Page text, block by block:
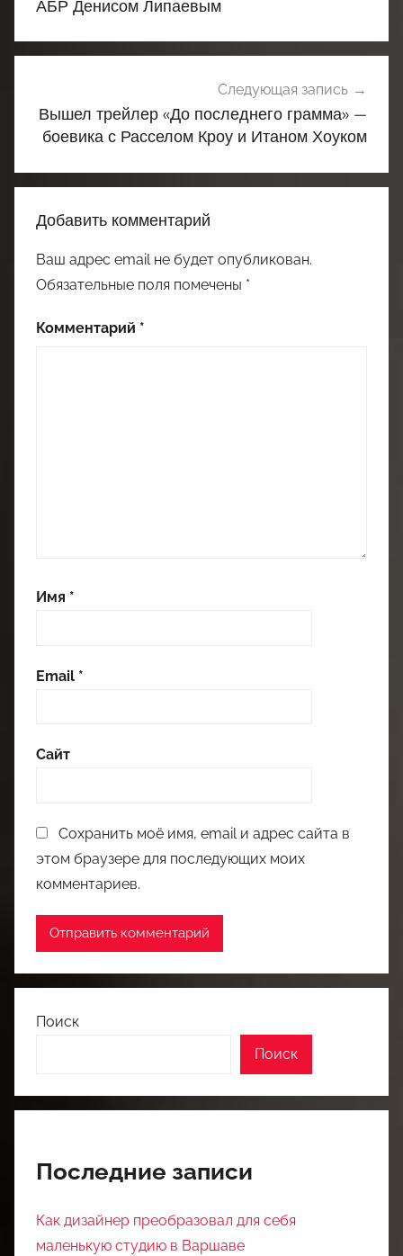
АБР Денисом Липаевым
Следующая запись
Вышел трейлер «До последнего грамма» —
боевика с Расселом Кроу и Итаном Хоуком
Добавить комментарий
Ваш адрес email не будет опубликован.
Обязательные поля помечены *
Комментарий *
Имя *
Email *
Сайт
Сохранить моё имя, email и адрес сайта в
этом браузере для последующих моих
комментариев.
Поиск
Поиск
Последние записи
Как дизайнер преобразовал для себя
маленькую студию в Варшаве